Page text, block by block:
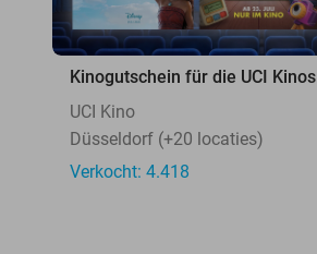
Kinogutschein für die UCI Kinos
UCI Kino
Düsseldorf (+20 locaties)
Verkocht: 4.418